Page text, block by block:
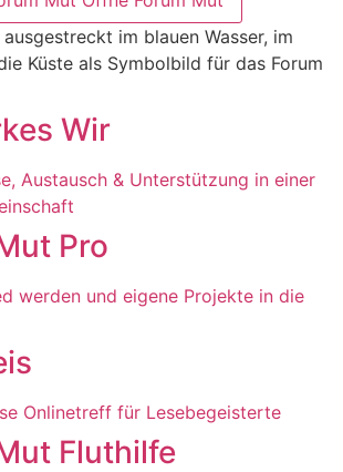
Wir
Austausch & Unterstützung in einer
Pro
werden und eigene Projekte in die
Onlinetreff für Lesebegeisterte
Fluthilfe